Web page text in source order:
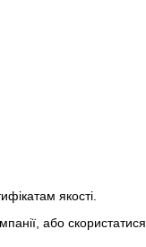
якості.
або скористатися